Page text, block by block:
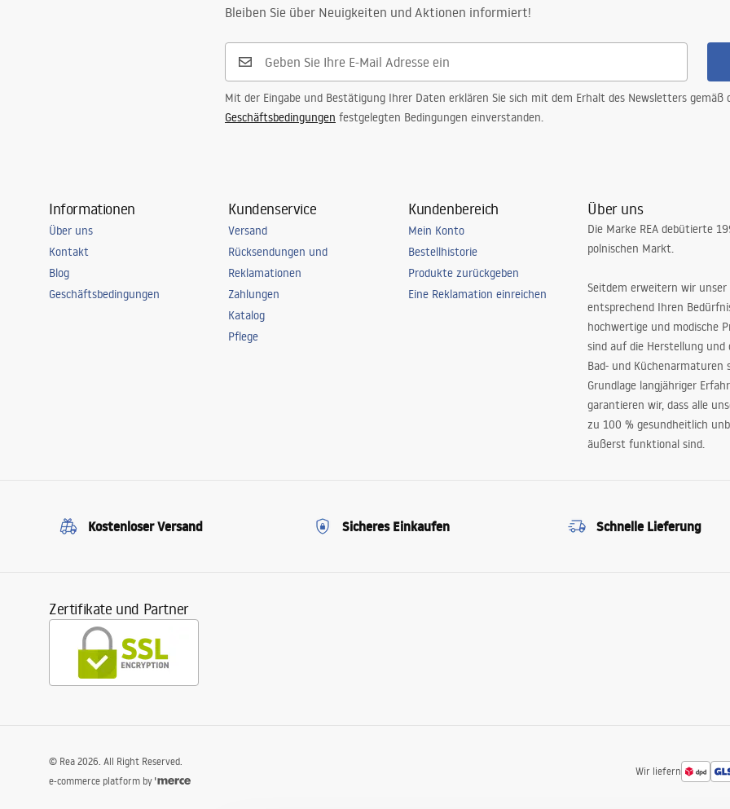
Bleiben Sie über Neuigkeiten und Aktionen informiert!
Mit der Eingabe und Bestätigung Ihrer Daten erklären Sie sich mit dem Erhalt des Newsletters gemäß
Geschäftsbedingungen festgelegten Bedingungen einverstanden.
Informationen
Über uns
Kontakt
Blog
Geschäftsbedingungen
Kundenservice
Versand
Rücksendungen und
Reklamationen
Zahlungen
Katalog
Pflege
Kundenbereich
Mein Konto
Bestellhistorie
Produkte zurückgeben
Eine Reklamation einreichen
Über uns
Die Marke REA debütierte
polnischen Markt.
Seitdem erweitern wir unser
entsprechend Ihren
hochwertige und modische
sind auf die Herstellung und
Bad- und Küchenarmaturen
Grundlage langjähriger
garantieren wir, dass alle
zu 100 % gesundheitlich
äußerst funktional sind.
Kostenloser Versand Sicheres Einkaufen Schnelle Lieferung
Zertifikate und Partner
Wir liefern
© Rea 2026. All Right Reserved.
e-commerce platform by